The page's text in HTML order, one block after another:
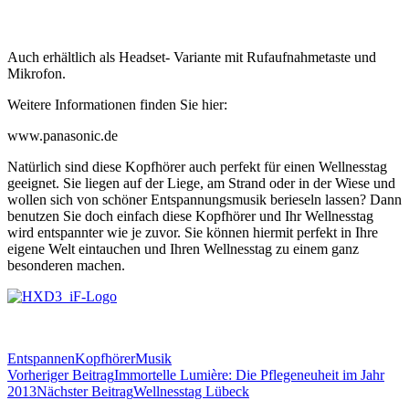
Auch erhältlich als Headset- Variante mit Rufaufnahmetaste und
Mikrofon.
Weitere Informationen finden Sie hier:
www.panasonic.de
Natürlich sind diese Kopfhörer auch perfekt für einen Wellnesstag
geeignet. Sie liegen auf der Liege, am Strand oder in der Wiese und
wollen sich von schöner Entspannungsmusik berieseln lassen? Dann
benutzen Sie doch einfach diese Kopfhörer und Ihr Wellnesstag
wird entspannter wie je zuvor. Sie können hiermit perfekt in Ihre
eigene Welt eintauchen und Ihren Wellnesstag zu einem ganz
besonderen machen.
EntspannenKopfhörerMusik
Beitragsnavigation
Vorheriger BeitragImmortelle Lumière: Die Pflegeneuheit im Jahr
2013Nächster BeitragWellnesstag Lübeck